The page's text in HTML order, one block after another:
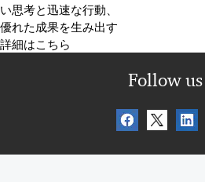
い思考と迅速な行動、
優れた成果を生み出す
詳細はこちら
Follow us